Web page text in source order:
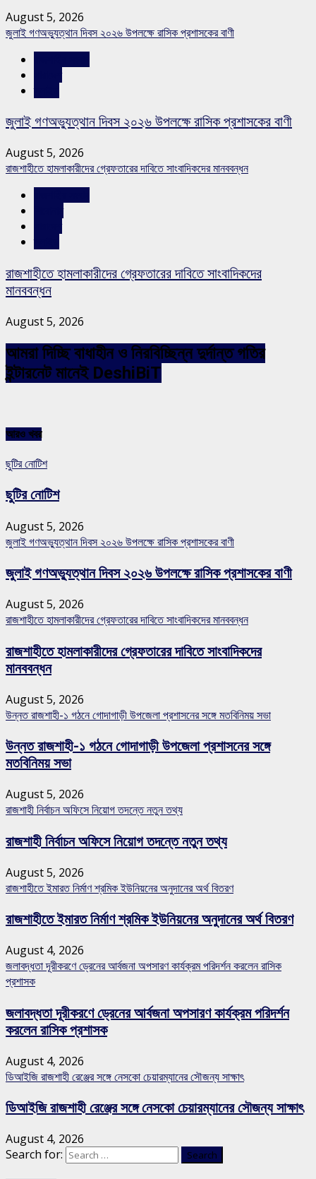
August 5, 2026
জুলাই গণঅভ্যুত্থান দিবস ২০২৬ উপলক্ষে রাসিক প্রশাসকের বাণী
জুলাই গণঅভ্যুত্থান দিবস ২০২৬ উপলক্ষে রাসিক প্রশাসকের বাণী
August 5, 2026
রাজশাহীতে হামলাকারীদের গ্রেফতারের দাবিতে সাংবাদিকদের মানববন্ধন
রাজশাহীতে হামলাকারীদের গ্রেফতারের দাবিতে সাংবাদিকদের
মানববন্ধন
August 5, 2026
আমরা দিচ্ছি বাধাহীন ও নিরবিচ্ছিন্ন দুর্দান্ত গতির
ইন্টারনেট মানেই DeshiBiT
আরও খবর
ছুটির নোটিশ
ছুটির নোটিশ
August 5, 2026
জুলাই গণঅভ্যুত্থান দিবস ২০২৬ উপলক্ষে রাসিক প্রশাসকের বাণী
জুলাই গণঅভ্যুত্থান দিবস ২০২৬ উপলক্ষে রাসিক প্রশাসকের বাণী
August 5, 2026
রাজশাহীতে হামলাকারীদের গ্রেফতারের দাবিতে সাংবাদিকদের মানববন্ধন
রাজশাহীতে হামলাকারীদের গ্রেফতারের দাবিতে সাংবাদিকদের
মানববন্ধন
August 5, 2026
উন্নত রাজশাহী-১ গঠনে গোদাগাড়ী উপজেলা প্রশাসনের সঙ্গে মতবিনিময় সভা
উন্নত রাজশাহী-১ গঠনে গোদাগাড়ী উপজেলা প্রশাসনের সঙ্গে
মতবিনিময় সভা
August 5, 2026
রাজশাহী নির্বাচন অফিসে নিয়োগ তদন্তে নতুন তথ্য
রাজশাহী নির্বাচন অফিসে নিয়োগ তদন্তে নতুন তথ্য
August 5, 2026
রাজশাহীতে ইমারত নির্মাণ শ্রমিক ইউনিয়নের অনুদানের অর্থ বিতরণ
রাজশাহীতে ইমারত নির্মাণ শ্রমিক ইউনিয়নের অনুদানের অর্থ বিতরণ
August 4, 2026
জলাবদ্ধতা দূরীকরণে ড্রেনের আর্বজনা অপসারণ কার্যক্রম পরিদর্শন করলেন রাসিক
প্রশাসক
জলাবদ্ধতা দূরীকরণে ড্রেনের আর্বজনা অপসারণ কার্যক্রম পরিদর্শন
করলেন রাসিক প্রশাসক
August 4, 2026
ডিআইজি রাজশাহী রেঞ্জের সঙ্গে নেসকো চেয়ারম্যানের সৌজন্য সাক্ষাৎ
ডিআইজি রাজশাহী রেঞ্জের সঙ্গে নেসকো চেয়ারম্যানের সৌজন্য সাক্ষাৎ
August 4, 2026
Search for: